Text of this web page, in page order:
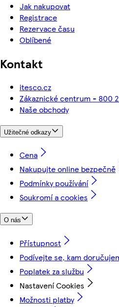
Jak nakupovat
Registrace
Rezervace času
Oblíbené
Kontakt
itesco.cz
Zákaznické centrum - 800
Naše obchody
Užitečné odkazy
Cena
Nakupujte online bezpečně
Podmínky používání
Soukromí a cookies
O nás
Přístupnost
Podívejte se, kam
Poplatek za službu
Nastavení Cookies
Možnosti platby